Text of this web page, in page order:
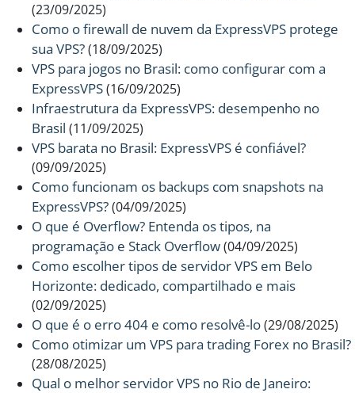
(23/09/2025)
Como o firewall de nuvem da ExpressVPS protege
sua VPS?(18/09/2025)
VPS para jogos no Brasil: como configurar com a
ExpressVPS(16/09/2025)
Infraestrutura da ExpressVPS: desempenho no
Brasil (11/09/2025)
VPS barata no Brasil: ExpressVPS é confiável?
(09/09/2025)
Como funcionam os backups com snapshots na
ExpressVPS?(04/09/2025)
O que é Overflow? Entenda os tipos, na
programação e Stack Overflow(04/09/2025)
Como escolher tipos de servidor VPS em Belo
Horizonte: dedicado, compartilhado e mais
(02/09/2025)
O que é o erro 404 e como resolvê-lo(29/08/2025)
Como otimizar um VPS para trading Forex no Brasil?
(28/08/2025)
Qual o melhor servidor VPS no Rio de Janeiro: